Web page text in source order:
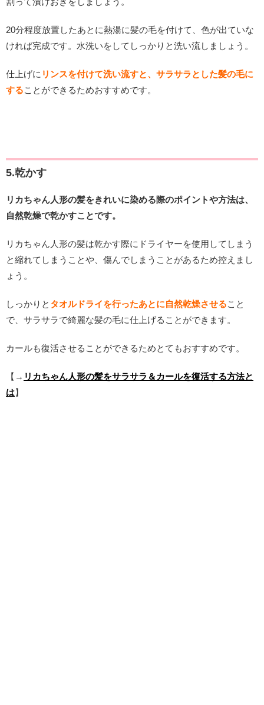
20分程度放置したあとに熱湯に髪の毛を付けて、色が出ていな
ければ完成です。水洗いをしてしっかりと洗い流しましょう。
仕上げに リンスを付けて洗い流すと、サラサラとした髪の毛に
することができるためおすすめです。
5.乾かす
リカちゃん人形の髪をきれいに染める際のポイントや方法は、
自然乾燥で乾かすことです。
リカちゃん人形の髪は乾かす際にドライヤーを使用してしまう
と縮れてしまうことや、傷んでしまうことがあるため控えまし
ょう。
しっかりと タオルドライを行ったあとに自然乾燥させること
で、サラサラで綺麗な髪の毛に仕上げることができます。
カールも復活させることができるためとてもおすすめです。
【→ リカちゃん人形の髪をサラサラ＆カールを復活する方法と
は】